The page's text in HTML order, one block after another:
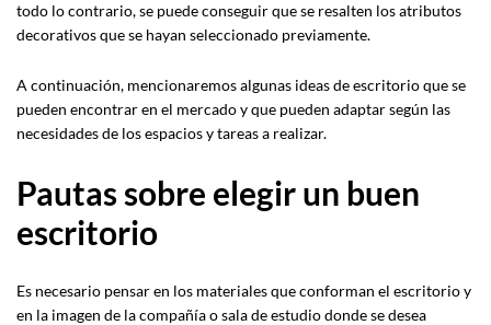
todo lo contrario, se puede conseguir que se resalten los atributos
decorativos que se hayan seleccionado previamente.
A continuación, mencionaremos algunas ideas de escritorio que se
pueden encontrar en el mercado y que pueden adaptar según las
necesidades de los espacios y tareas a realizar.
Pautas sobre elegir un buen
escritorio
Es necesario pensar en los materiales que conforman el escritorio y
en la imagen de la compañía o sala de estudio donde se desea